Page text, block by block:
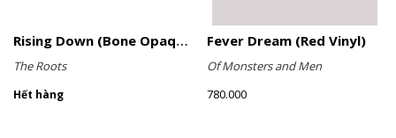
Rising Down (Bone Opaque Vinyl)
The Roots
Hết hàng
Fever Dream (Red Vinyl)
Of Monsters and Men
780.000